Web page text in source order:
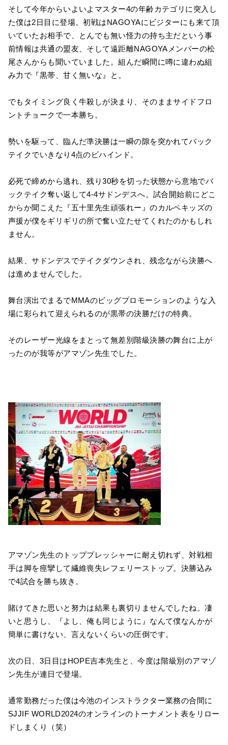
そして今年からいよいよマスター4の年齢カテゴリに突入し
た僕は2日目に登場。初戦はNAGOYAにビジターにも来て頂
いていたお相手で、とんでも無い怪力の持ち主だという事
前情報は共通の盟友、そして遠距離NAGOYAメンバーの松
尾さんからも聞いていました。組んだ瞬間に噂に違わぬ組
み力で『黒帯、甘く無いな』と。
でもタイミング良く牛殺しが決まり、そのままサイドフロ
ントチョークで一本勝ち。
勢いを駆って、臨んだ準決勝は一瞬の隙を突かれてバック
テイクでいきなり4点のビハインド。
必死で締めから逃れ、残り30秒を切った状態から意地でバ
ックテイク奪い返して4-4サドンデスへ。試合開始前にどこ
からか聞こえた『五十里先生頑張れー』のカルペキッズの
声援が僕をギリギリの所で奮い立たせてくれたのかもしれ
ません。
結果、サドンデスでテイクダウンされ、残念ながら決勝へ
は進めませんでした。
舞台演出でまるでMMAのビッグプロモーションのような入
場に彩られて迎えられるのが黒帯の決勝だけの特典。
そのレーザー光線をまとって無差別階級決勝の舞台に上が
ったのが我等がアマゾン先生でした。
アマゾン先生のトッププレッシャーに耐え切れず、対戦相
手は脚を痙攣して繊維喪失レフェリーストップ。決勝込み
で4試合を勝ち抜き。
賭けてきた思いと努力は結果も裏切りませんでしたね。凄
いと思うし、『よし、俺も同じように』なんて僕なんかが
簡単に書けない、言えないくらいの圧倒です。
次の日、3日目はHOPE吉本先生と、今度は階級別のアマゾ
ン先生が連日で登場。
通常勤務だった僕は今池のインストラクター業務の合間に
SJJIF WORLD2024のオンラインのトーナメント表をリロー
ドしまくり（笑）